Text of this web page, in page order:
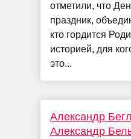
отметили, что
праздник,
кто гордится
историей, для
это...
Александр
Александр